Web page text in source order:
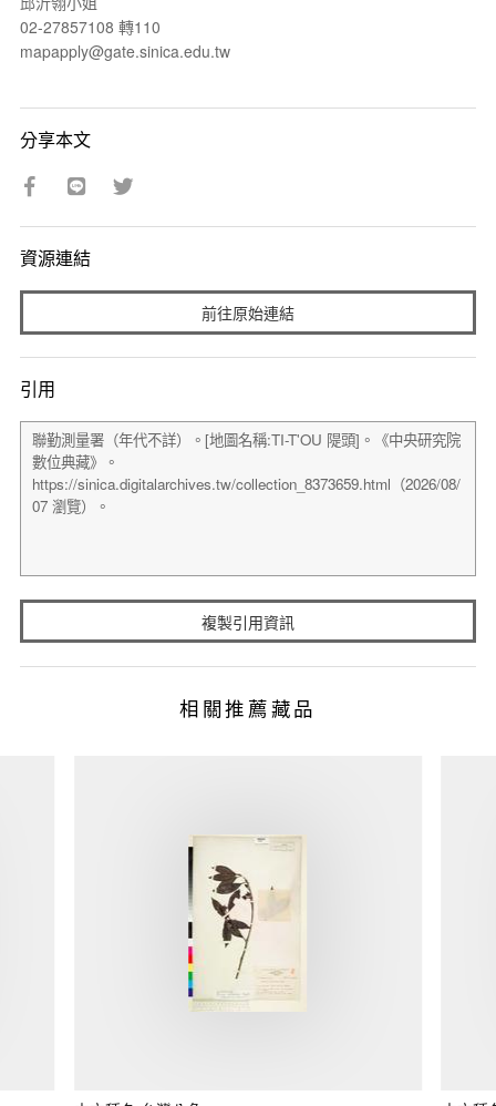
02-27857108 轉110
mapapply@gate.sinica.edu.tw
分享本文
資源連結
前往原始連結
引用
複製引用資訊
相關推薦藏品